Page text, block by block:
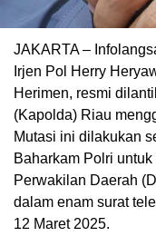
JAKARTA –
Irjen Pol Herry
Herimen, resmi
(Kapolda) Riau
Mutasi ini dilakukan
Baharkam Polri
Perwakilan Daerah
dalam enam surat
12 Maret 2025.